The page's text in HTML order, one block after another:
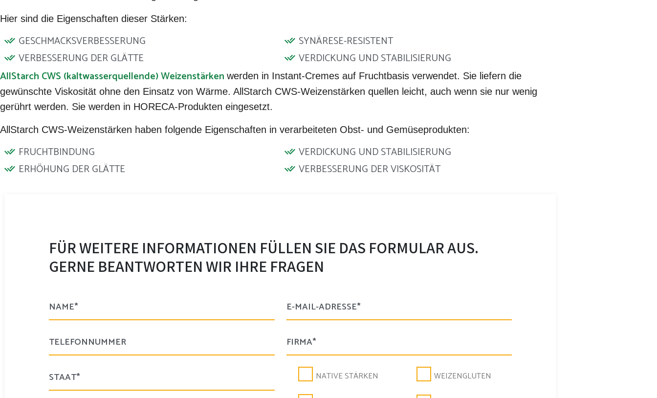
Hier sind die Eigenschaften dieser Stärken:
GESCHMACKSVERBESSERUNG
VERBESSERUNG DER GLÄTTE
SYNÄRESE-RESISTENT
VERDICKUNG UND STABILISIERUNG
AllStarch CWS (kaltwasserquellende) Weizenstärken werden in Instant-Cremes auf Fruchtbasis verwendet. Sie liefern die
gewünschte Viskosität ohne den Einsatz von Wärme. AllStarch CWS-Weizenstärken quellen leicht, auch wenn sie nur wenig
gerührt werden. Sie werden in HORECA-Produkten eingesetzt.
AllStarch CWS-Weizenstärken haben folgende Eigenschaften in verarbeiteten Obst- und Gemüseprodukten:
FRUCHTBINDUNG
ERHÖHUNG DER GLÄTTE
VERDICKUNG UND STABILISIERUNG
VERBESSERUNG DER VISKOSITÄT
FÜR WEITERE INFORMATIONEN FÜLLEN SIE DAS FORMULAR AUS.
GERNE BEANTWORTEN WIR IHRE FRAGEN
NATIVE STÄRKEN WEIZENGLUTEN